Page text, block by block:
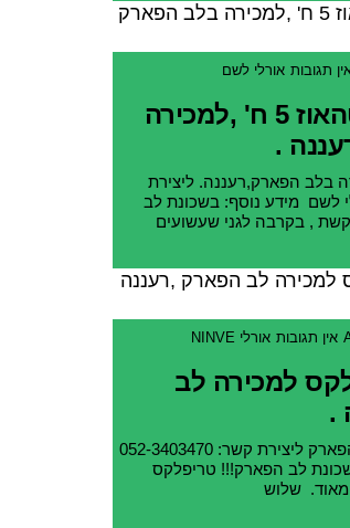
תגובות אורלי לשם
דופלקס – פנטהאוז 5 ח' ,למכירה
.
למכירה בלב הפארק,רעננה. ליצירת
2517973אורלי לשם מידע נוסף: בשכונת לב
, בקרבה לגני שעשועים
אין תגובות אורלי NINVE
למכירה לב
.
טריפלקס מדהים בלב הפארק ליצירת קשר: 052-3403470
לב הפארק!!! טריפלקס
שלוש